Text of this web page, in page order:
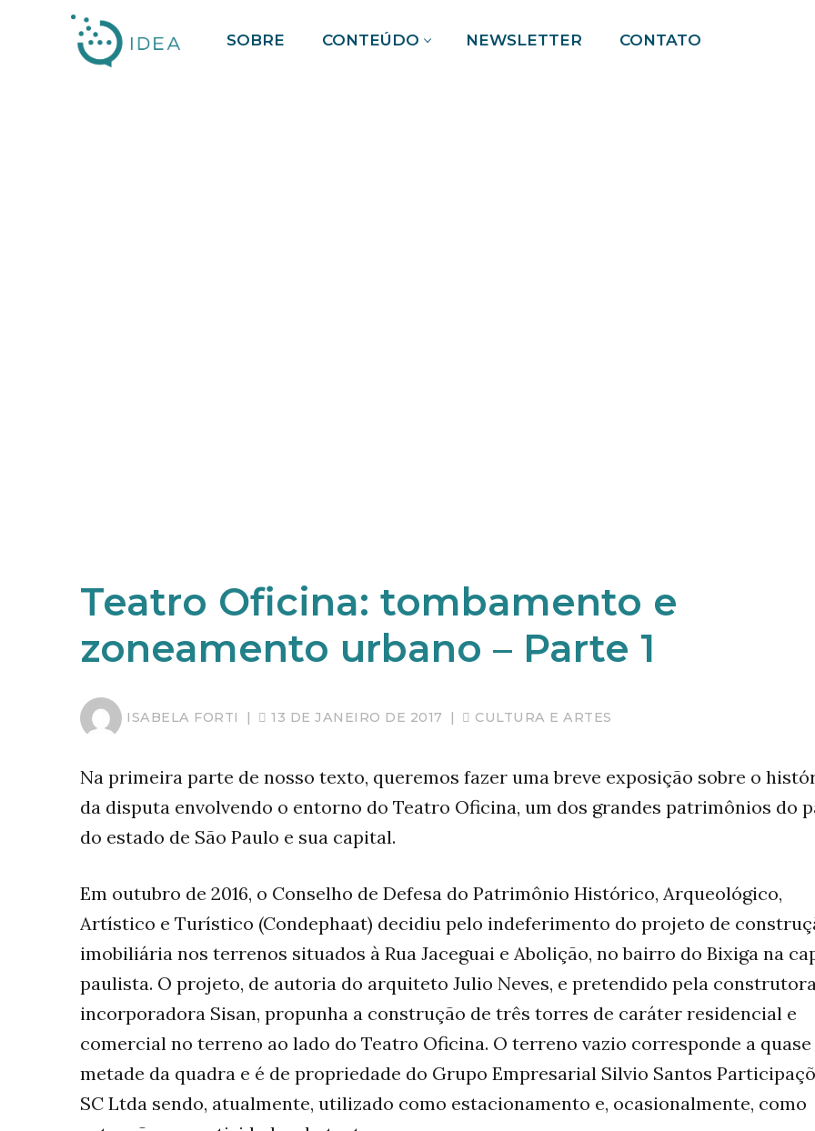
SOBRE CONTEÚDO NEWSLETTER CONTATO
Teatro Oficina: tombamento e
zoneamento urbano – Parte 1
ISABELA FORTI | 13 DE JANEIRO DE 2017 | CULTURA E ARTES
Na primeira parte de nosso texto, queremos fazer uma breve exposição sobre o
da disputa envolvendo o entorno do Teatro Oficina, um dos grandes patrimônios do
do estado de São Paulo e sua capital.
Em outubro de 2016, o Conselho de Defesa do Patrimônio Histórico, Arqueológico,
Artístico e Turístico (Condephaat) decidiu pelo indeferimento do projeto de
imobiliária nos terrenos situados à Rua Jaceguai e Abolição, no bairro do Bixiga na
paulista. O projeto, de autoria do arquiteto Julio Neves, e pretendido pela
incorporadora Sisan, propunha a construção de três torres de caráter residencial e
comercial no terreno ao lado do Teatro Oficina. O terreno vazio corresponde a quase
metade da quadra e é de propriedade do Grupo Empresarial Silvio Santos
SC Ltda sendo, atualmente, utilizado como estacionamento e, ocasionalmente, como